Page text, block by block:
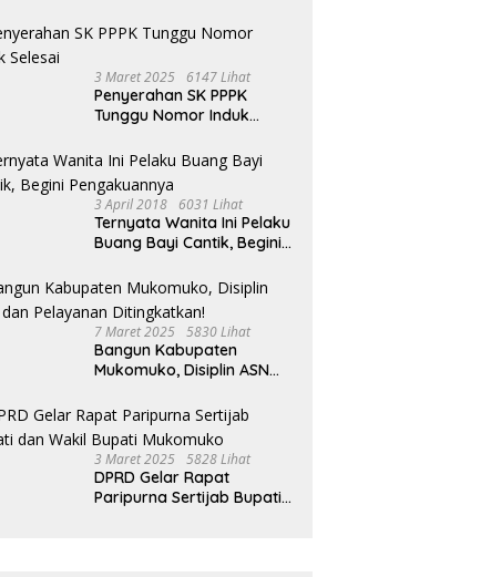
3 Maret 2025 6147 Lihat
Penyerahan SK PPPK
Tunggu Nomor Induk
3 April 2018 6031 Lihat
Ternyata Wanita Ini Pelaku
Buang Bayi Cantik, Begini
7 Maret 2025 5830 Lihat
Bangun Kabupaten
Mukomuko, Disiplin ASN
Ditingkatkan!
3 Maret 2025 5828 Lihat
DPRD Gelar Rapat
Paripurna Sertijab Bupati